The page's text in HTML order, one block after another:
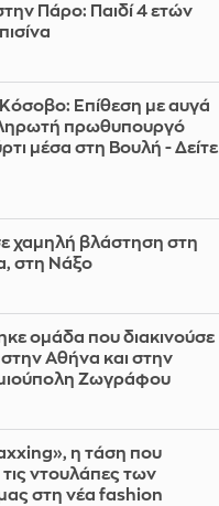
Πάρο: Παιδί 4 ετών
Επίθεση με αυγά
πρωθυπουργό
μέσα στη Βουλή - Δείτε
χαμηλή βλάστηση στη
στη Νάξο
ομάδα που διακινούσε
Αθήνα και στην
Ζωγράφου
η τάση που
τις ντουλάπες των
στη νέα fashion